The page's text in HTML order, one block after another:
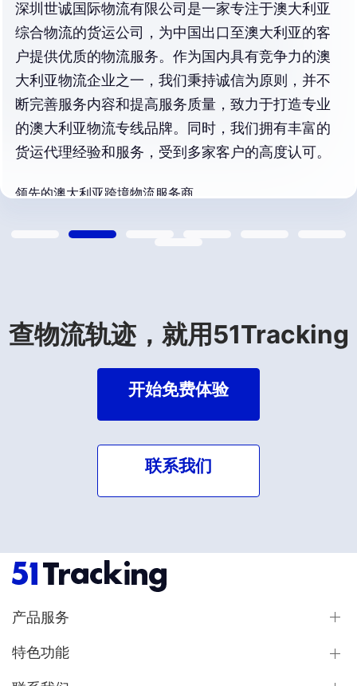
深圳世诚国际物流有限公司是一家专注于澳大利亚
综合物流的货运公司，为中国出口至澳大利亚的客
户提供优质的物流服务。作为国内具有竞争力的澳
大利亚物流企业之一，我们秉持诚信为原则，并不
断完善服务内容和提高服务质量，致力于打造专业
的澳大利亚物流专线品牌。同时，我们拥有丰富的
货运代理经验和服务，受到多家客户的高度认可。
领先的澳大利亚跨境物流服务商
查物流轨迹，就用51Tracking
开始免费体验
联系我们
产品服务
特色功能